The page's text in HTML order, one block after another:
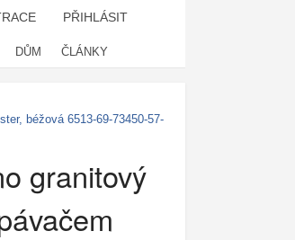
PŘIHLÁSIT
DŮM ČLÁNKY
béžová 6513-69-73450-57-
granitový